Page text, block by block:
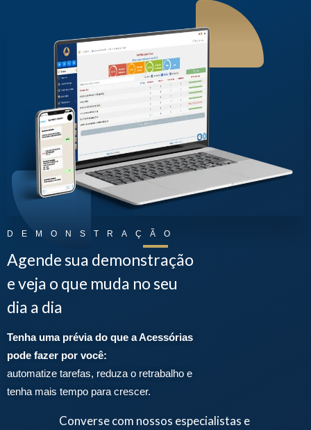
DEMONSTRAÇÃO
Agende sua demonstração
e veja o que muda no seu
dia a dia
Tenha uma prévia do que a Acessórias
pode fazer por você:
automatize tarefas, reduza o retrabalho e
tenha mais tempo para crescer.
Converse com nossos especialistas e